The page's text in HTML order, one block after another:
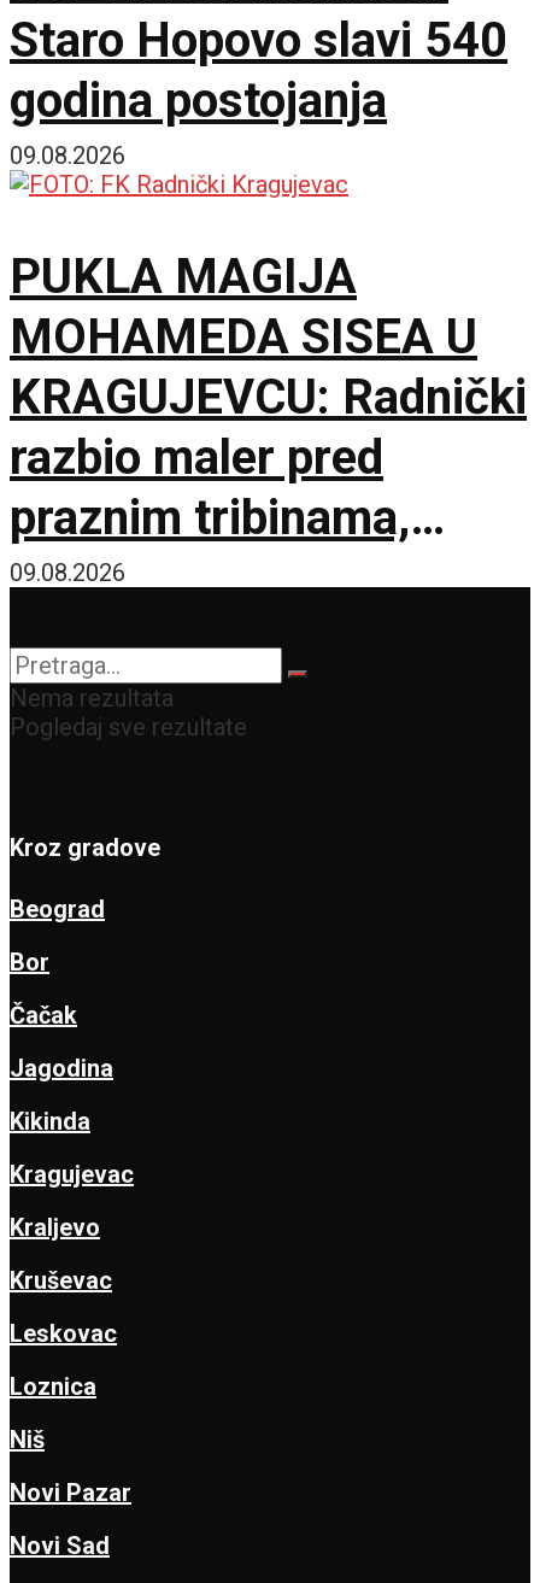
Staro Hopovo slavi 540
godina postojanja
09.08.2026
PUKLA MAGIJA
MOHAMEDA SISEA U
KRAGUJEVCU: Radnički
razbio maler pred
praznim tribinama,
Zemun pao na sparnom
Čika Dači!
09.08.2026
Nema rezultata
Pogledaj sve rezultate
Kroz gradove
Beograd
Bor
Čačak
Jagodina
Kikinda
Kragujevac
Kraljevo
Kruševac
Leskovac
Loznica
Niš
Novi Pazar
Novi Sad